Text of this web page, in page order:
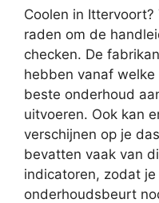
Coolen in
raden om de
checken. De
hebben vanaf
beste onderhoud
uitvoeren. Ook kan
verschijnen op je
bevatten vaak van
indicatoren, zodat
onderhoudsbeurt